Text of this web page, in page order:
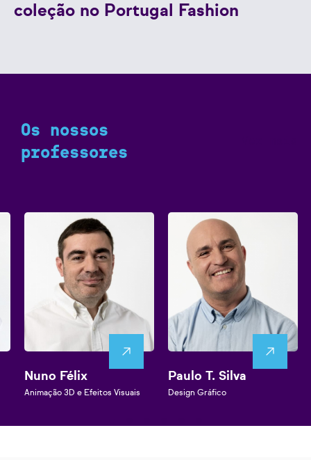
coleção no Portugal Fashion
Os nossos
professores
Nuno Félix
Animação 3D e Efeitos Visuais
Paulo T. Silva
Design Gráfico